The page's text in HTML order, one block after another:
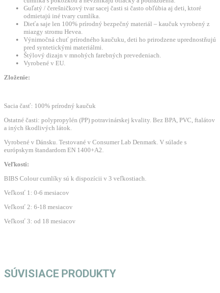
Guľatý / čerešničkový tvar sacej časti si často obľúbia aj deti, ktoré
odmietajú iné tvary cumlíka.
Dieťa saje len 100% prírodný bezpečný materiál – kaučuk vyrobený z
miazgy stromu Hevea.
Výnimočná chuť prírodného kaučuku, deti ho prirodzene uprednostňujú
pred syntetickými materiálmi.
Štýlový dizajn v mnohých farebných prevedeniach.
Vyrobené v EU.
Zloženie:
Sacia časť: 100% prírodný kaučuk
Ostatné časti: polypropylén (PP) potravinárskej kvality. Bez BPA, PVC, ftalátov
a iných škodlivých látok.
Vyrobené v Dánsku. Testované v Consumer Lab Denmark. V súlade s
európskym štandardom EN 1400+A2.
Veľkosti:
BIBS Colour cumlíky sú k dispozícii v 3 veľkostiach.
Veľkosť 1: 0-6 mesiacov
Veľkosť 2: 6-18 mesiacov
Veľkosť 3: od 18 mesiacov
SÚVISIACE PRODUKTY